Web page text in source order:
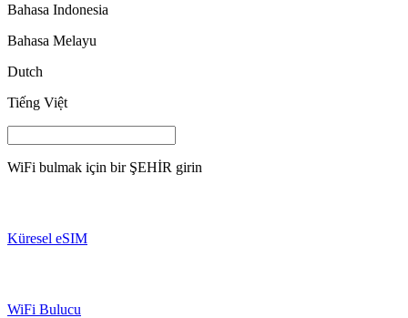
Bahasa Indonesia
Bahasa Melayu
Dutch
Tiếng Việt
WiFi bulmak için bir ŞEHİR girin
Küresel eSIM
WiFi Bulucu